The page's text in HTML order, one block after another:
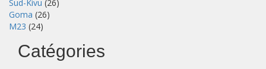
Sud-Kivu (26)
Goma (26)
M23 (24)
Catégories